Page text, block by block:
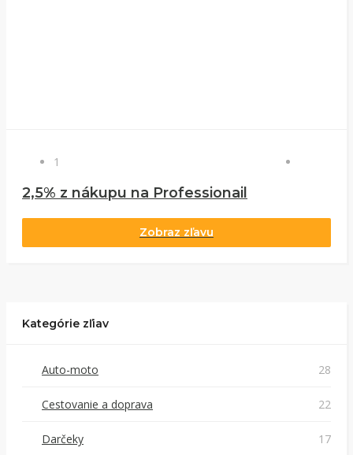
1
2,5% z nákupu na Professionail
Zobraz zľavu
Kategórie zľiav
Auto-moto 28
Cestovanie a doprava 22
Darčeky 17